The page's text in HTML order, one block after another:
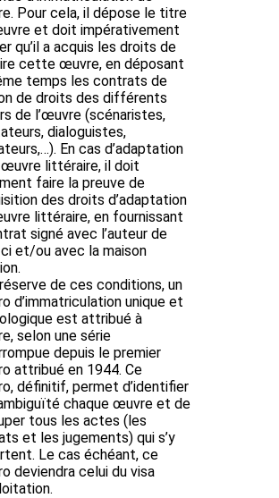
Pour cela, il dépose le titre
et doit impérativement
qu’il a acquis les droits de
cette œuvre, en déposant
temps les contrats de
de droits des différents
de l’œuvre (scénaristes,
dialoguistes,
En cas d’adaptation
œuvre littéraire, il doit
faire la preuve de
des droits d’adaptation
littéraire, en fournissant
signé avec l’auteur de
et/ou avec la maison
de ces conditions, un
d’immatriculation unique et
est attribué à
, selon une série
depuis le premier
attribué en 1944. Ce
définitif, permet d’identifier
chaque œuvre et de
tous les actes (les
et les jugements) qui s’y
Le cas échéant, ce
deviendra celui du visa